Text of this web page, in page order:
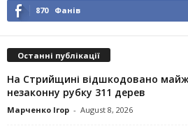
870 Фанів
Останні публікації
На Стрийщині відшкодовано
незаконну рубку 311 дерев
Марченко Ігор - August 8, 2026